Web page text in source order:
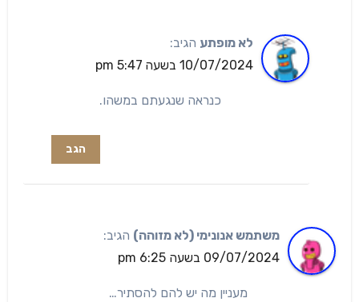
לא מופתע הגיב:
10/07/2024 בשעה 5:47 pm
כנראה שנגעתם במשהו.
הגב
משתמש אנונימי (לא מזוהה) הגיב:
09/07/2024 בשעה 6:25 pm
מעניין מה יש להם להסתיר…